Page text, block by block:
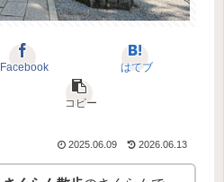
Facebook はてブ
コピー
2025.06.09 2026.06.13